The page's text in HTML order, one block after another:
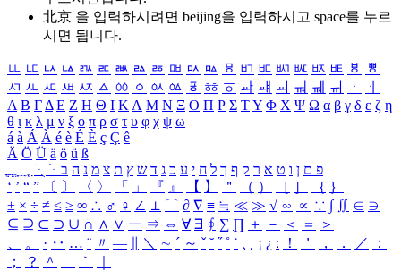
北京 을 입력하시려면 beijing을 입력하시고 space를 누르
시면 됩니다.
ㅥ ㅦ ㅧ ㅨ ㅩ ㅪ ㅫ ㅬ ㅭ ㅮ ㅯ ㅰ ㅱ ㅲ ㅳ ㅴ ㅵ ㅶ ㅷ ㅸ
ㅹ
ㅺ ㅻ ㅼ ㅽ ㅾ ㅿ ㆀ ㆁ ㆂ ㆃ ㆄ ㆅ ㆆ ㆇ ㆈ ㆉ ㆊ ㆋ ㆌ ㆍ
ㆎ
Α Β ΓΔ Ε Ζ Η Θ Ι ΚΛ Μ Ν Ξ Ο Π Ρ Σ ΤΥ Φ Χ Ψ Ω α β γ δ ε ζ η
θ ι κ λ μ ν ξ ο π ρ σ τ υ φ χ ψ ω
á à Á À é è É È ç Ç ê
Ä Ö Ü ä ö ü ß
ִֶֹ ֻּ ׁׂ פ ם ן ו ט א ר ק ף ך ל ח י ע כ ג ד ש ץ ת צ מ נ ה ב
‘ ’ “ ” 〔 〕 〈 〉 「 」 『 』 【 】 ＂ （ ） ［ ］ ｛ ｝
± × ÷ ≠ ≤ ≥ ∞ ∴ ♂ ♀ ∠ ⊥ ⌒ ∂ ∇ ≡ ≒ ≪ ≫ √ ∽ ∝ ∵ ∫ ∬ ∈ ∋
⊆ ⊇ ⊂ ⊃ ∪ ∩ ∧ ∨ ￢ ⇒ ⇔ ∀ ∃ ∮ ∑ ∏ ＋ － ＜ ＝
＞
、
。 · ‥ … ¨ 〃 ― ＼ ∼ ´ ～ ˇ ˘ ˝ ˚ ˙ ¸ ¡ ¿ ː ！ ＇ ， ． ／
：
；
？ ＾ ｀